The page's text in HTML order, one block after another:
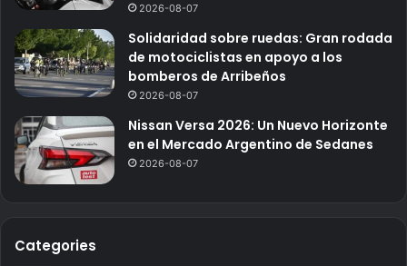
2026-08-07
Solidaridad sobre ruedas: Gran rodada
de motociclistas en apoyo a los
bomberos de Arribeños
2026-08-07
Nissan Versa 2026: Un Nuevo Horizonte
en el Mercado Argentino de Sedanes
2026-08-07
Categories